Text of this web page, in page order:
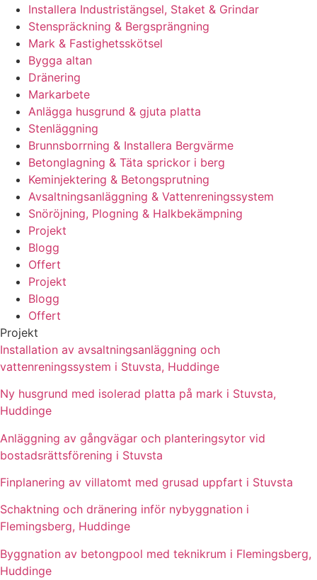
Installera Industristängsel, Staket & Grindar
Stenspräckning & Bergsprängning
Mark & Fastighetsskötsel
Bygga altan
Dränering
Markarbete
Anlägga husgrund & gjuta platta
Stenläggning
Brunnsborrning & Installera Bergvärme
Betonglagning & Täta sprickor i berg
Keminjektering & Betongsprutning
Avsaltningsanläggning & Vattenreningssystem
Snöröjning, Plogning & Halkbekämpning
Projekt
Blogg
Offert
Projekt
Blogg
Offert
Projekt
Installation av avsaltningsanläggning och
vattenreningssystem i Stuvsta, Huddinge
Ny husgrund med isolerad platta på mark i Stuvsta,
Huddinge
Anläggning av gångvägar och planteringsytor vid
bostadsrättsförening i Stuvsta
Finplanering av villatomt med grusad uppfart i Stuvsta
Schaktning och dränering inför nybyggnation i
Flemingsberg, Huddinge
Byggnation av betongpool med teknikrum i Flemingsberg,
Huddinge